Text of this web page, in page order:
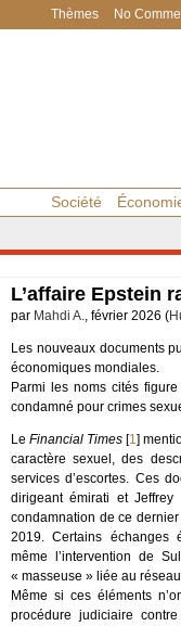
Thèmes No
Société
L’affaire Epstein
par Mahdi A., février 2026 (
Les nouveaux documents
économiques mondiales.
Parmi les noms cités
condamné pour crimes
Le Financial Times [1]
caractère sexuel, des
services d’escortes. Ces
dirigeant émirati et
condamnation de ce dernier
2019. Certains échanges
même l’intervention de
« masseuse » liée au
Même si ces éléments
procédure judiciaire